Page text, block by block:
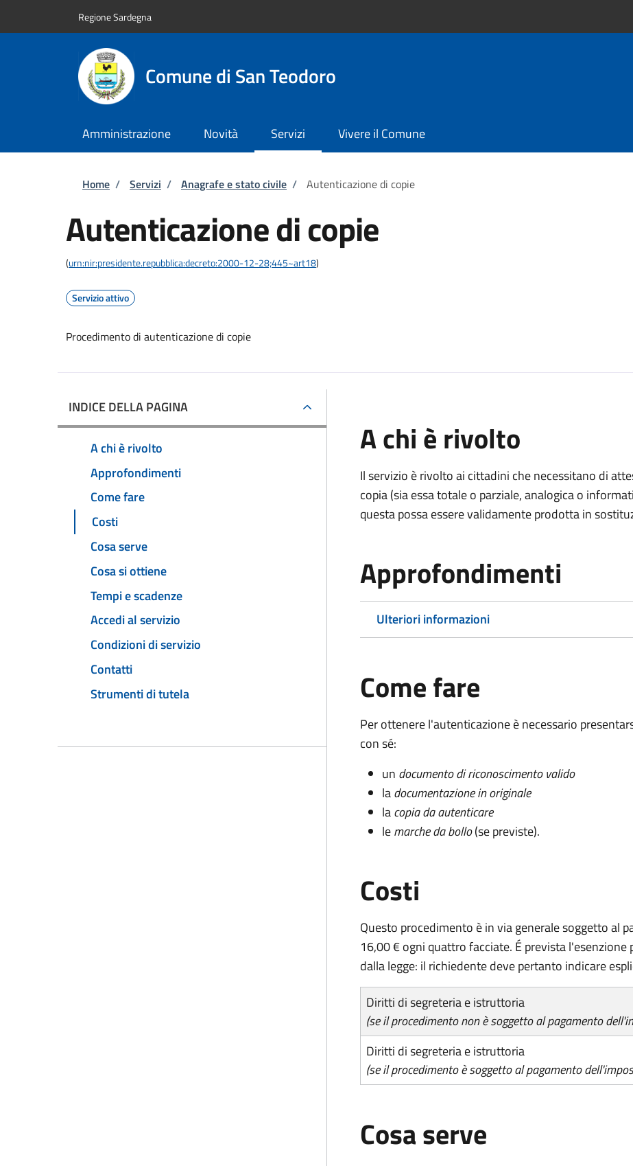
Regione Sardegna
Comune di San Teodoro
Amministrazione Novità Servizi Vivere il Comune
Briciole di pane
Home / Servizi / Anagrafe e stato civile / Autenticazione di copie
Autenticazione di copie
(urn:nir:presidente.repubblica:decreto:2000-12-28;445~art18)
Servizio attivo
Procedimento di autenticazione di copie
INDICE DELLA PAGINA
A chi è rivolto
Approfondimenti
Come fare
Costi
Cosa serve
Cosa si ottiene
Tempi e scadenze
Accedi al servizio
Condizioni di servizio
Contatti
Strumenti di tutela
A chi è rivolto
Il servizio è rivolto ai cittadini che necessitano di
copia (sia essa totale o parziale, analogica o
questa possa essere validamente prodotta in
Approfondimenti
Ulteriori informazioni
Come fare
Per ottenere l'autenticazione è necessario
con sé:
un documento di riconoscimento valido
ladocumentazione in originale
lacopia da autenticare
lemarche da bollo(se previste).
Costi
Questo procedimento è in via generale soggetto al
16,00 € ogni quattro facciate. É prevista
dalla legge: il richiedente deve pertanto indicare
Diritti di segreteria e istruttoria
(se il procedimento non è soggetto al pagamento
Diritti di segreteria e istruttoria
(se il procedimento è soggetto al pagamento
Cosa serve